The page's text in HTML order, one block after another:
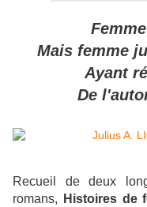
Mais femme
Ayant
De
Recueil de deux
romans,
Histoires de